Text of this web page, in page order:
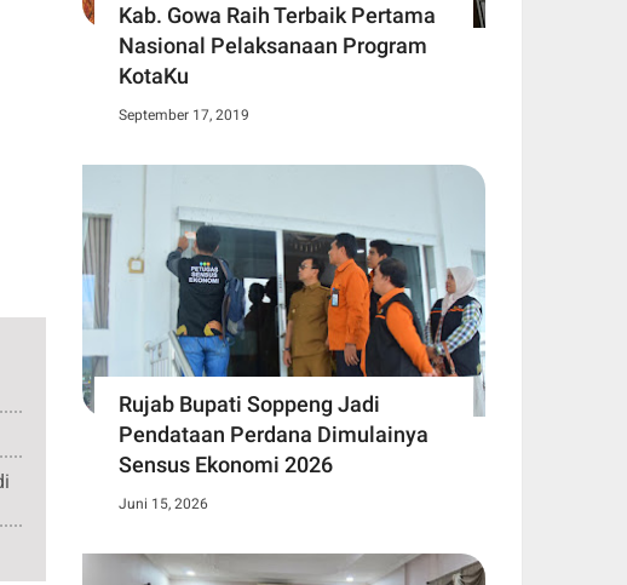
Kab. Gowa Raih Terbaik Pertama
Nasional Pelaksanaan Program
KotaKu
September 17, 2019
Rujab Bupati Soppeng Jadi
Pendataan Perdana Dimulainya
Sensus Ekonomi 2026
Juni 15, 2026